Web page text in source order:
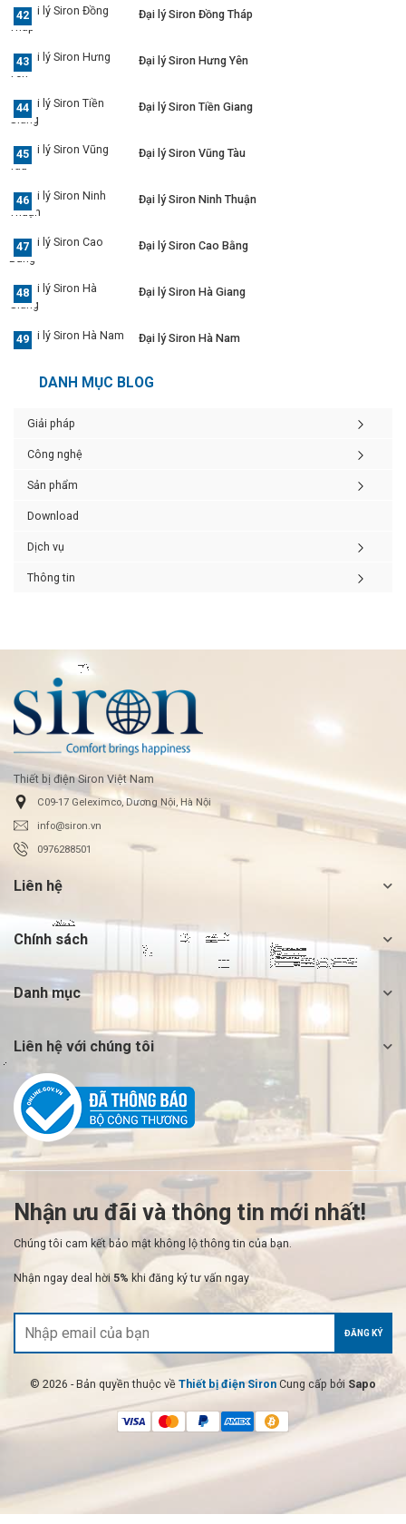
Đại lý Siron Đồng Tháp
Đại lý Siron Hưng Yên
Đại lý Siron Tiền Giang
Đại lý Siron Vũng Tàu
Đại lý Siron Ninh Thuận
Đại lý Siron Cao Bằng
Đại lý Siron Hà Giang
Đại lý Siron Hà Nam
DANH MỤC BLOG
Giải pháp
Công nghệ
Sản phẩm
Download
Dịch vụ
Thông tin
Thiết bị điện Siron Việt Nam
C09-17 Geleximco, Dương Nội, Hà Nội
info@siron.vn
0976288501
Liên hệ
Chính sách
Danh mục
Liên hệ với chúng tôi
Nhận ưu đãi và thông tin mới nhất!
Chúng tôi cam kết bảo mật không lộ thông tin của bạn.
Nhận ngay deal hời 5% khi đăng ký tư vấn ngay
ĐĂNG KÝ
© 2026 - Bản quyền thuộc về Thiết bị điện Siron Cung cấp bởi Sapo